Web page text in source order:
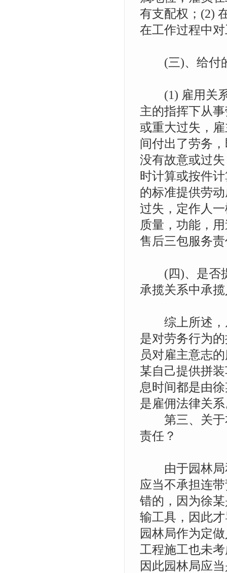
有支配权；(2)
在工作过程中
(三)、给付
(1) 雇用关系
主的指挥下从
或重大过失，
间付出了劳务
没有故意或过
时计算或按件
的标准提供劳
过失，定作人
质量，功能，
售后三包服务
(四)、是否提
承揽关系中承
综上所述，
是对劳务行为
员对雇主意志
某自己提供拼
息时间都是由
是雇佣法律关
第三、关于
责任？
由于园林局
应当不承担连
错的，因为徐
输工具，因此
园林局作为定
工程施工也未
因此园林局应